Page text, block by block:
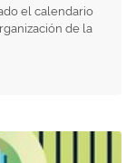
el calendario
de la